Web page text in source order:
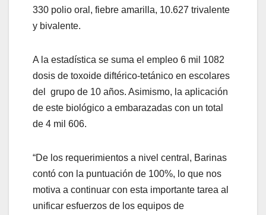
330 polio oral, fiebre amarilla, 10.627 trivalente
y bivalente.
A la estadística se suma el empleo 6 mil 1082
dosis de toxoide diftérico-tetánico en escolares
del grupo de 10 años. Asimismo, la aplicación
de este biológico a embarazadas con un total
de 4 mil 606.
“De los requerimientos a nivel central, Barinas
contó con la puntuación de 100%, lo que nos
motiva a continuar con esta importante tarea al
unificar esfuerzos de los equipos de